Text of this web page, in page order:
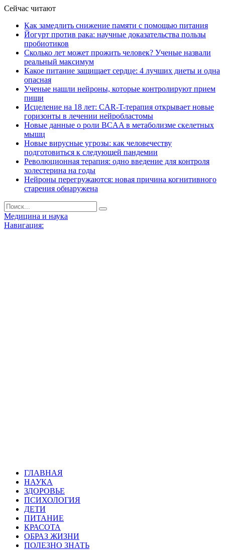
Сейчас читают
Как замедлить снижение памяти с помощью питания
Йогурт против рака: научные доказательства пользы
пробиотиков
Сколько лет может прожить человек? Ученые назвали
реальный максимум
Какое питание защищает сердце: 4 лучших диеты и одна
опасная
Ученые нашли нейроны, которые контролируют прием
пищи
Исцеление на 18 лет: CAR-T-терапия открывает новые
горизонты в лечении нейробластомы
Новые данные о роли BCAA в метаболизме скелетных
мышц
Новые вирусные угрозы: как человечеству
подготовиться к следующей пандемии
Революционная терапия: одно введение для контроля
холестерина на годы
Нейроны перегружаются: новая причина когнитивного
старения обнаружена
Медицина и наука
Навигация:
ГЛАВНАЯ
НАУКА
ЗДОРОВЬЕ
ПСИХОЛОГИЯ
ДЕТИ
ПИТАНИЕ
КРАСОТА
ОБРАЗ ЖИЗНИ
ПОЛЕЗНО ЗНАТЬ